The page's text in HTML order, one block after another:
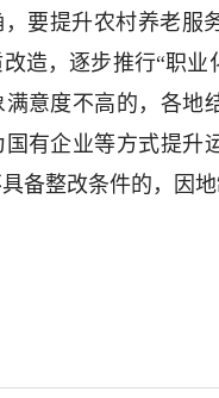
，要提升农村养老
造，逐步推行“职
意度不高的，各地
有企业等方式提升
备整改条件的，因